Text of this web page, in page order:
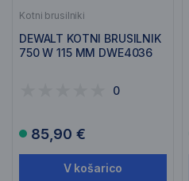
Kotni brusilniki
DEWALT KOTNI BRUSILNIK
750 W 115 MM DWE4036
0
85,90 €
V košarico